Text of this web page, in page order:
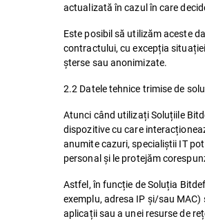
actualizată în cazul în care
Este posibil să utilizăm aceste
contractului, cu excepția
șterse sau anonimizate.
2.2 Datele tehnice trimise de
Atunci când utilizați Soluțiile
dispozitive cu care
anumite cazuri, specialiștii IT
personal și le protejăm
Astfel, în funcție de Soluția
exemplu, adresa IP și/sau
aplicații sau a unei resurse de